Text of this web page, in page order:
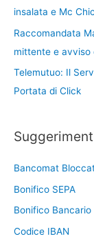
insalata e Mc
Raccomandata
mittente e avviso
Telemutuo: Il
Portata di Click
Bancomat
Bonifico SEPA
Bonifico Bancario
Codice IBAN